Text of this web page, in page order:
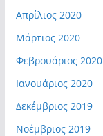
Απρίλιος 2020
Μάρτιος 2020
Φεβρουάριος 2020
Ιανουάριος 2020
Δεκέμβριος 2019
Νοέμβριος 2019